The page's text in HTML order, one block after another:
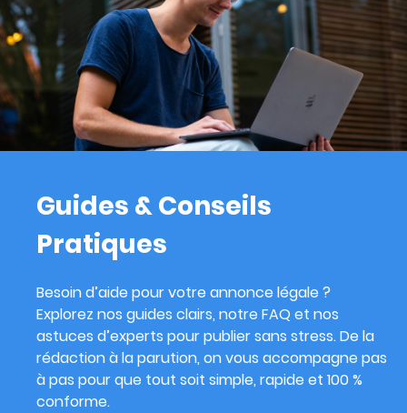
Guides & Conseils
Pratiques
Besoin d’aide pour votre annonce légale ?
Explorez nos guides clairs, notre FAQ et nos
astuces d’experts pour publier sans stress. De la
rédaction à la parution, on vous accompagne pas
à pas pour que tout soit simple, rapide et 100 %
conforme.